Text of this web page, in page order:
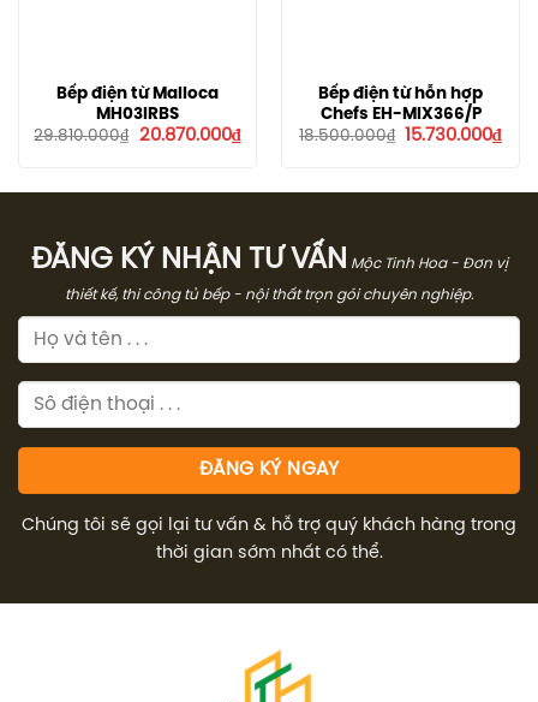
Bếp điện từ Malloca
MH03IRBS
29.810.000₫
Giá
20.870.000₫Giá
20.870.000₫.
Bếp điện từ hỗn hợp
Chefs EH-MIX366/P
18.500.000₫ Giá
15.730.000₫Giá
ĐĂNG KÝ NHẬN TƯ VẤN Mộc Tinh Hoa - Đơn vị
thiết kế, thi công tủ bếp - nội thất trọn gói chuyên nghiệp.
Chúng tôi sẽ gọi lại tư vấn & hỗ trợ quý khách hàng trong
thời gian sớm nhất có thể.